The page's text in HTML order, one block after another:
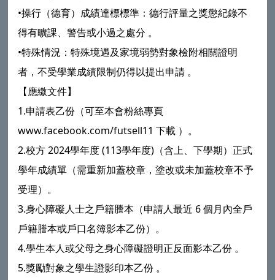
•操行（德育）成績達標標準：德行評量之獎懲紀錄不
得有曠課、警告或小過之處分 。
•特殊情況：特殊境遇及家境弱勢對象檢附相關證明
者，不受學業成績限制仍得以提出申請 。
【應繳文件】
1.申請表乙份（可至本會粉絲專頁
www.facebook.com/futsell11 下載 ）。
2.校方 2024學年度 (113學年度)（含上、下學期）正式
學年成績單（需重新加蓋校章，塗改或未加蓋校章不予
受理）。
3.身心障礙人士之戶籍謄本（申請人最近 6 個月內全戶
戶籍謄本或戶口名簿影本乙份）。
4.學生本人或父母之身心障礙證明正反面影本乙份 。
5.獎勵對象之學生證影印本乙份 。